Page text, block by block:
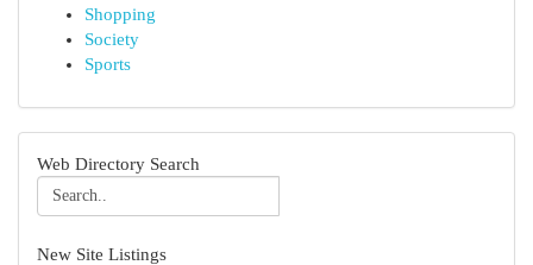
Shopping
Society
Sports
Web Directory Search
New Site Listings